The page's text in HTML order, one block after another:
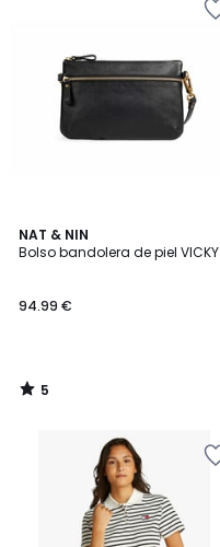
NAT & NIN
Bolso bandolera de piel VICKY
94.99 €
5
/
5
/